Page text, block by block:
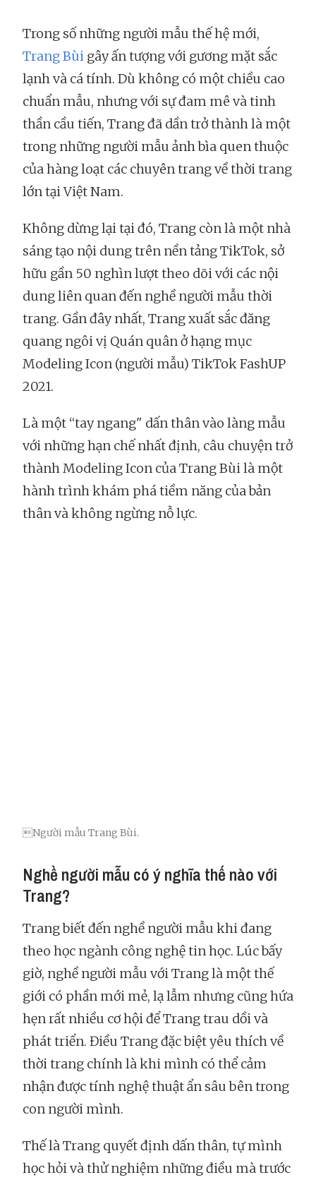
Trong số những người mẫu thế hệ mới,
Trang Bùi gây ấn tượng với gương mặt sắc
lạnh và cá tính. Dù không có một chiều cao
chuẩn mẫu, nhưng với sự đam mê và tinh
thần cầu tiến, Trang đã dần trở thành là một
trong những người mẫu ảnh bìa quen thuộc
của hàng loạt các chuyên trang về thời trang
lớn tại Việt Nam.
Không dừng lại tại đó, Trang còn là một nhà
sáng tạo nội dung trên nền tảng TikTok, sở
hữu gần 50 nghìn lượt theo dõi với các nội
dung liên quan đến nghề người mẫu thời
trang. Gần đây nhất, Trang xuất sắc đăng
quang ngôi vị Quán quân ở hạng mục
Modeling Icon (người mẫu) TikTok FashUP
2021.
Là một “tay ngang" dấn thân vào làng mẫu
với những hạn chế nhất định, câu chuyện trở
thành Modeling Icon của Trang Bùi là một
hành trình khám phá tiềm năng của bản
thân và không ngừng nỗ lực.
Người mẫu Trang Bùi.
Nghề người mẫu có ý nghĩa thế nào với
Trang?
Trang biết đến nghề người mẫu khi đang
theo học ngành công nghệ tin học. Lúc bấy
giờ, nghề người mẫu với Trang là một thế
giới có phần mới mẻ, lạ lẫm nhưng cũng hứa
hẹn rất nhiều cơ hội để Trang trau dồi và
phát triển. Điều Trang đặc biệt yêu thích về
thời trang chính là khi mình có thể cảm
nhận được tính nghệ thuật ẩn sâu bên trong
con người mình.
Thế là Trang quyết định dấn thân, tự mình
học hỏi và thử nghiệm những điều mà trước